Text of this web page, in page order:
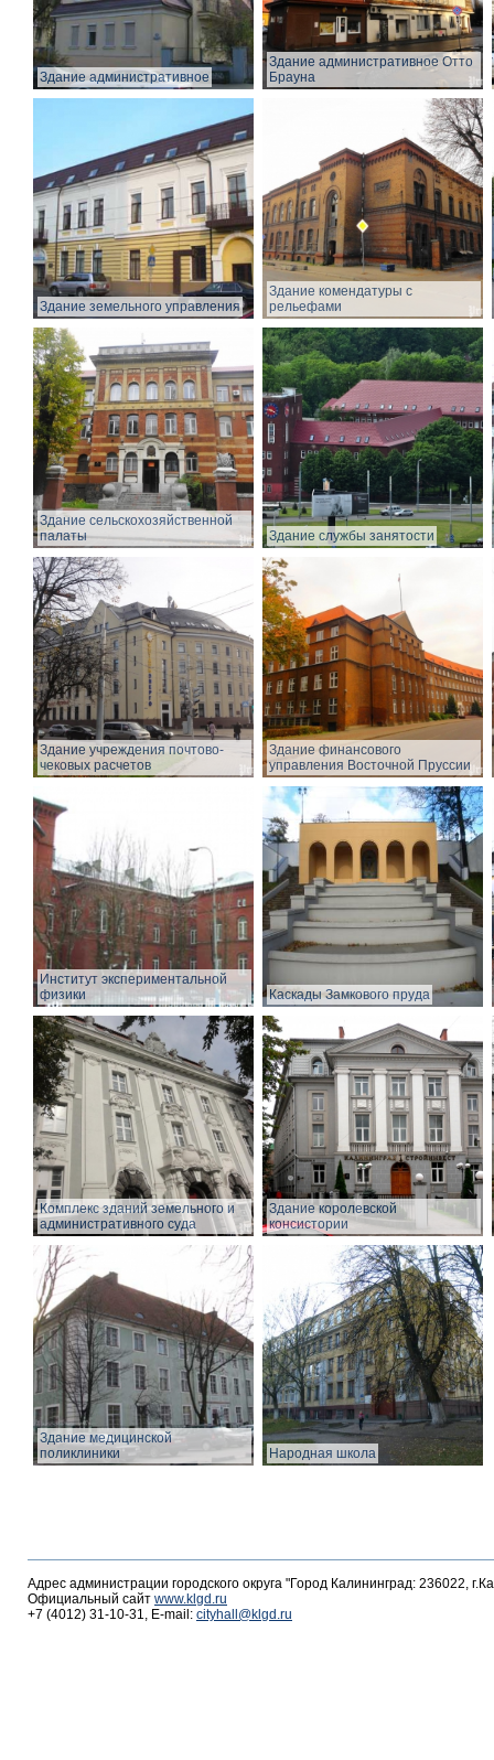
Здание административное
Здание административное Отто
Брауна
Здание земельного управления
Здание комендатуры с
рельефами
Здание сельскохозяйственной
палаты
Здание службы занятости
Здание учреждения почтово-
чековых расчетов
Здание финансового
управления Восточной Пруссии
Институт экспериментальной
физики
Каскады Замкового пруда
Комплекс зданий земельного и
административного суда
Здание королевской
консистории
Здание медицинской
поликлиники
Народная школа
Адрес администрации городского округа "Город Калининград: 236022,
Официальный сайт www.klgd.ru
+7 (4012) 31-10-31, E-mail: cityhall@klgd.ru